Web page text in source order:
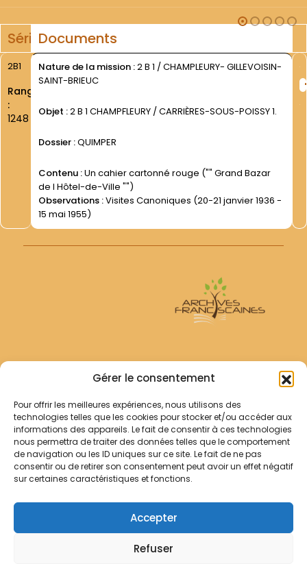
Gérer le consentement
Pour offrir les meilleures expériences, nous utilisons des
technologies telles que les cookies pour stocker et/ou accéder aux
informations des appareils. Le fait de consentir à ces technologies
nous permettra de traiter des données telles que le comportement
de navigation ou les ID uniques sur ce site. Le fait de ne pas
consentir ou de retirer son consentement peut avoir un effet négatif
sur certaines caractéristiques et fonctions.
Accepter
Refuser
SérieDocuments
2B1
Rang
:
1248
Nature de la mission :2 B 1 / CHAMPLEURY- GILLEVOISIN-
SAINT-BRIEUC
Objet :2 B 1 CHAMPFLEURY / CARRIÈRES-SOUS-POISSY 1.
Dossier :QUIMPER
Contenu :Un cahier cartonné rouge ("" Grand Bazar
de l Hôtel-de-Ville "")
Observations :Visites Canoniques (20-21 janvier 1936 -
15 mai 1955)
Archives Franciscaines
RECHERCHER
Comment chercher ?
Les archives
Notre démarche
Contact